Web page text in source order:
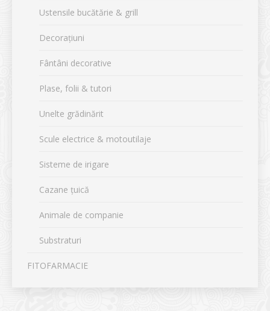
Ustensile bucătărie & grill
Decorațiuni
Fântâni decorative
Plase, folii & tutori
Unelte grădinărit
Scule electrice & motoutilaje
Sisteme de irigare
Cazane țuică
Animale de companie
Substraturi
FITOFARMACIE